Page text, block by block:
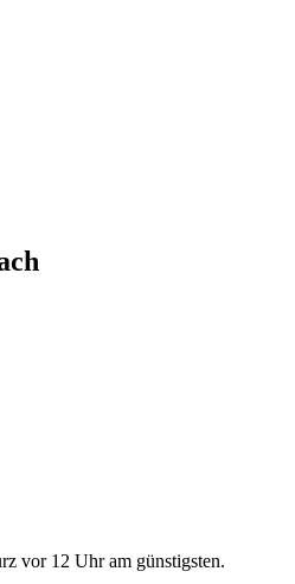
vor 12 Uhr am günstigsten.